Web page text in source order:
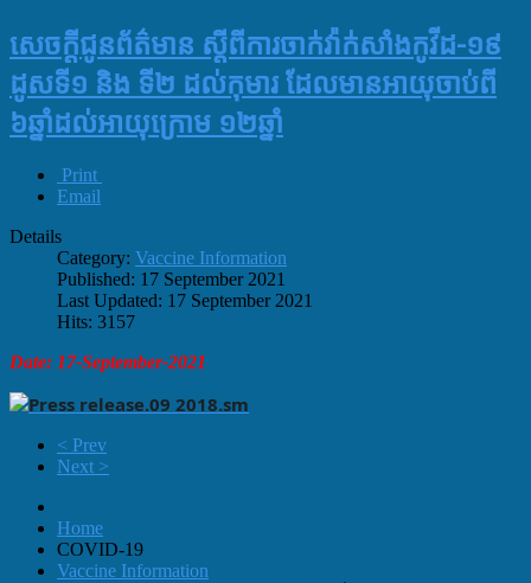
សេចក្ដីជូនព័ត៌មាន ស្ដីពីការចាក់វ៉ាក់សាំងកូវីដ-១៩​
ដូសទី១ និង​ ទី២ ដល់កុមារ ដែលមានអាយុចាប់ពី
៦ឆ្នាំដល់អាយុក្រោម ១២ឆ្នាំ
Print
Email
Details
Category: Vaccine Information
Published: 17 September 2021
Last Updated: 17 September 2021
Hits: 3157
Date: 17-September-2021
< Prev
Next >
Home
COVID-19
Vaccine Information